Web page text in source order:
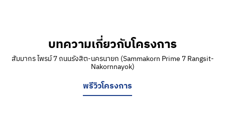
บทความเกี่ยวกับโครงการ
สัมมากร ไพรม์ 7 ถนนรังสิต-นครนายก (Sammakorn Prime 7 Rangsit-
Nakornnayok)
พรีวิวโครงการ